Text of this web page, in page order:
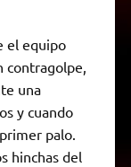
el equipo
contragolpe,
una
y cuando
palo.
hinchas del